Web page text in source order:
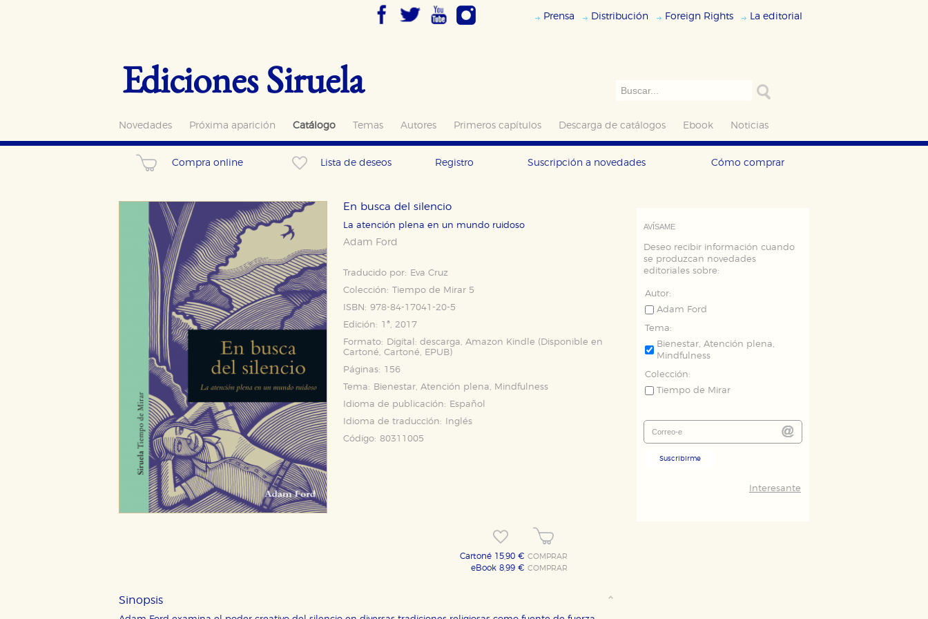
Prensa Distribución Foreign Rights La editorial
Ediciones Siruela
Novedades Próxima aparición Catálogo Temas Autores Primeros capítulos Descarga de catálogos Ebook Noticias
Compra online Lista de deseos Registro Suscripción a novedades Cómo comprar
En busca del silencio
La atención plena en un mundo ruidoso
Adam Ford
Traducido por:
Eva Cruz
Colección: Tiempo de Mirar 5
ISBN: 978-84-17041-20-5
Edición: 1ª, 2017
Formato:
Digital: descarga, Amazon Kindle (Disponible en
Cartoné, Cartoné, EPUB)
Páginas: 156
Tema:
Bienestar, Atención plena, Mindfulness
Idioma de publicación:
Español
Idioma de traducción:
Inglés
Código: 80311005
Cartoné 15,90 €COMPRAR
eBook 8,99 €COMPRAR
Sinopsis
AVÍSAME
Deseo recibir información cuando
se produzcan novedades
editoriales sobre:
Autor:
Adam Ford
Tema:
Bienestar, Atención plena,
Mindfulness
Colección:
Tiempo de Mirar
Suscribirme
Interesante
HABILITAR TODO
Cookies necesarias